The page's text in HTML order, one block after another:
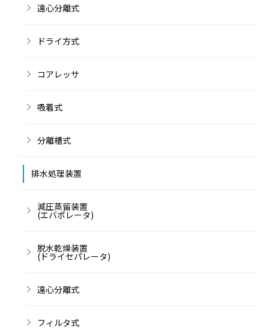
遠心分離式
ドライ方式
コアレッサ
吸着式
分離槽式
排水処理装置
減圧蒸留装置
(エバポレータ)
脱水乾燥装置
(ドライセパレータ)
遠心分離式
フィルタ式